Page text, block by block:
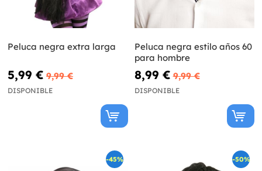
Peluca negra extra larga
5,99 € 9,99 €
DISPONIBLE
Peluca negra estilo años 60
para hombre
8,99 € 9,99 €
DISPONIBLE
-45% -50%